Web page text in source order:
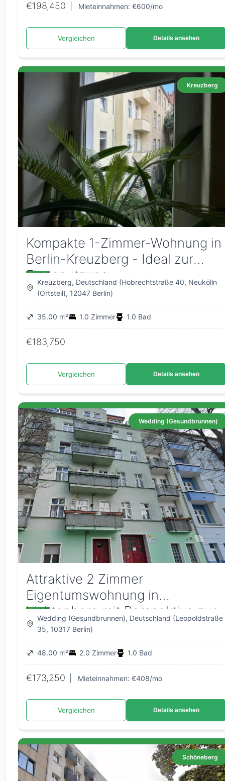
€198,450 Mieteinnahmen: €600/mo
Vergleichen Details ansehen
Kreuzberg
Kompakte 1-Zimmer-Wohnung in
Berlin-Kreuzberg - Ideal zur
Eigennutzung
Kreuzberg, Deutschland (Hobrechtstraße 40, Neukölln
(Ortsteil), 12047 Berlin)
35.00 m² 1.0 Zimmer 1.0 Bad
€183,750
Vergleichen Details ansehen
Wedding (Gesundbrunnen)
Attraktive 2 Zimmer
Eigentumswohnung in
Lichtenberg mit Perspektive zur
Eigennutzung ab 2030
Wedding (Gesundbrunnen), Deutschland (Leopoldstraße
35, 10317 Berlin)
48.00 m² 2.0 Zimmer 1.0 Bad
€173,250 Mieteinnahmen: €408/mo
Vergleichen Details ansehen
Schöneberg